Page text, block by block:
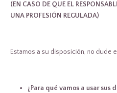
(EN CASO DE QUE EL
UNA PROFESIÓN REGULADA)
Estamos a su disposición, no dude
¿Para qué vamos a usar sus